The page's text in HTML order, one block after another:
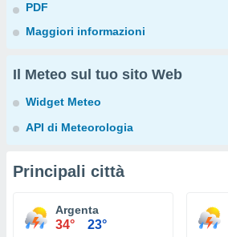
PDF
Maggiori informazioni
Il Meteo sul tuo sito Web
Widget Meteo
API di Meteorologia
Principali città
Argenta
34° 23°